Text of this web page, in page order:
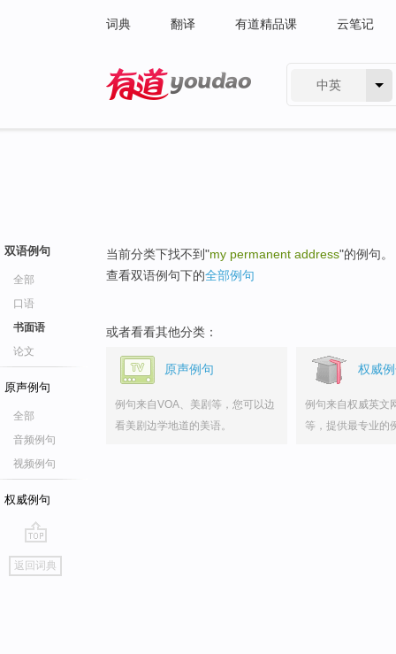
词典 翻译 有道精品课 云笔记
中英
双语例句
全部
口语
书面语
论文
原声例句
全部
音频例句
视频例句
权威例句
go
top
返回词典
当前分类下找不到"my permanent address"的例句。
查看双语例句下的全部例句
或者看看其他分类：
原声例句
例句来自VOA、美剧等，您可以边
看美剧边学地道的美语。
权威
例句来自权威英文
等，提供最专业的